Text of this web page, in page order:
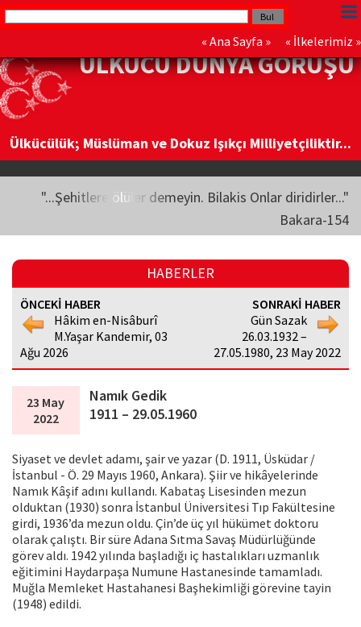
« Ana Sayfa » « İlkelerimiz »
ÜLKÜCÜ DÜNYA GÖRÜŞÜ
Ülkücülük; Müslüman ve Dokuz Işıkçı Milliyetçiliktir...
"...Şehitlere ölüler demeyin. Bilakis Onlar diridirler..."
Bakara-154
HABERLER
ÖNCEKİ HABER
Hâkim en-Nisâburî
M.Yaşar Kandemir, 03
Ağu 2026
SONRAKİ HABER
Gün Sazak
26.03.1932 –
27.05.1980, 23 May 2022
23 May
2022
Namık Gedik
1911 – 29.05.1960
Siyaset ve devlet adamı, şair ve yazar (D. 1911, Üsküdar /
İstanbul - Ö. 29 Mayıs 1960, Ankara). Şiir ve hikâyelerinde
Namık Kâşif adını kullandı. Kabataş Lisesinden mezun
olduktan (1930) sonra İstanbul Üniversitesi Tıp Fakültesine
girdi, 1936’da mezun oldu. Çin’de üç yıl hükümet doktoru
olarak çalıştı. Bir süre Adana Sıtma Savaş Müdürlüğünde
görev aldı. 1942 yılında başladığı iç hastalıkları uzmanlık
eğitimini Haydarpaşa Numune Hastanesinde tamamladı.
Muğla Memleket Hastahanesi Başhekimliği görevine tayin
(1948) edildi.